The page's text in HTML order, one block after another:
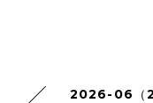
2026-06（2